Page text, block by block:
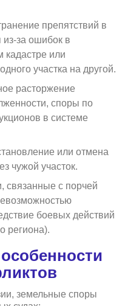
препятствий в
за ошибок в
кадастре или
участка на другой.
расторжение
споры по
в системе
или отмена
чужой участок.
связанные с порчей
боевых действий
региона).
земельные споры